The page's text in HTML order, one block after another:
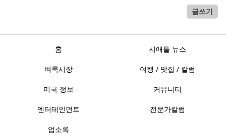
글쓰기
홈 시애틀 뉴스
벼룩시장 여행 / 맛집 / 칼럼
미국 정보 커뮤니티
엔터테인먼트 전문가칼럼
업소록